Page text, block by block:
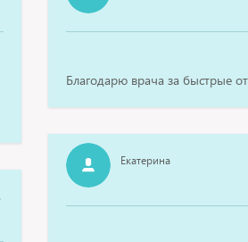
Благодарю врача за быстрые
Екатерина